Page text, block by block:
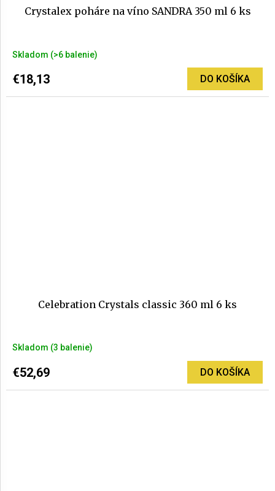
Crystalex poháre na víno SANDRA 350 ml 6 ks
hodnotenie
produktu
je
2,5
Skladom (>6 balenie)
€18,13 DO KOŠÍKA
Celebration Crystals classic 360 ml 6 ks
hodnotenie
produktu
je
5,0
Skladom (3 balenie)
€52,69 DO KOŠÍKA